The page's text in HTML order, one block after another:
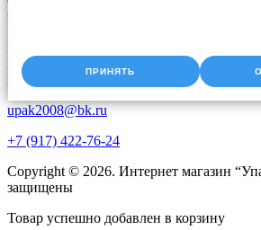
клиентам. Звоните!
Время работы:
Пн-Чт с 9:00 до 18:00
Пт с 9.00 до 17.00
upak2008@bk.ru
+7 (917) 422-76-24
Copyright © 2026. Интернет магазин
защищены
Товар успешно добавлен в корзину
ПРИНЯТЬ